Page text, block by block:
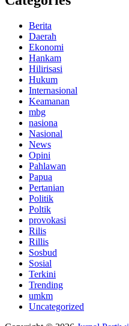
Berita
Daerah
Ekonomi
Hankam
Hilirisasi
Hukum
Internasional
Keamanan
mbg
nasiona
Nasional
News
Opini
Pahlawan
Papua
Pertanian
Politik
Poltik
provokasi
Rilis
Rillis
Sosbud
Sosial
Terkini
Trending
umkm
Uncategorized